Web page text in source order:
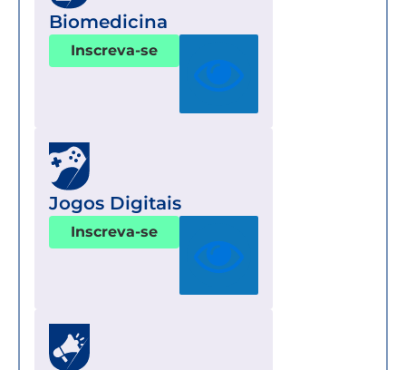
Biomedicina
Inscreva-se
Jogos Digitais
Inscreva-se